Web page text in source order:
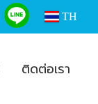
TH
ติดต่อเรา